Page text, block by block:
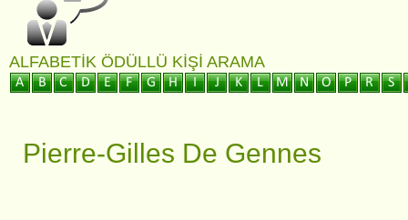
ALFABETIK ÖDÜLLÜ KIŞI ARAMA
Pierre-Gilles De Gennes